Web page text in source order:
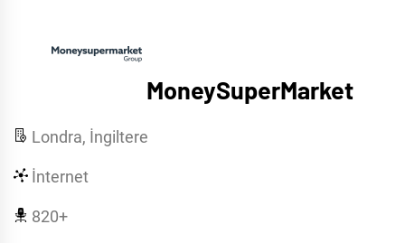
MoneySuperMarket
Londra, İngiltere
İnternet
820+